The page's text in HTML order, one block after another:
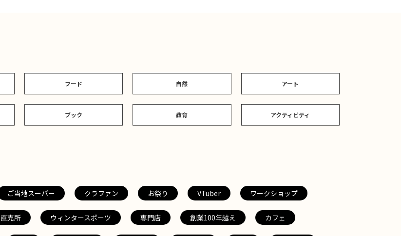
フード 自然 アート
ブック 教育 アクティビティ
ご当地スーパー クラファン お祭り VTuber ワークショップ
直売所 ウィンタースポーツ 専門店 創業100年越え カフェ